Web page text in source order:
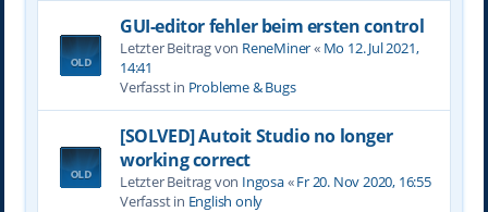
GUI-editor fehler beim ersten control
Letzter Beitrag von ReneMiner« Mo 12. Jul 2021,
14:41
Verfasst in Probleme & Bugs
[SOLVED] Autoit Studio no longer
working correct
Letzter Beitrag von Ingosa«Fr 20. Nov 2020, 16:55
Verfasst in English only